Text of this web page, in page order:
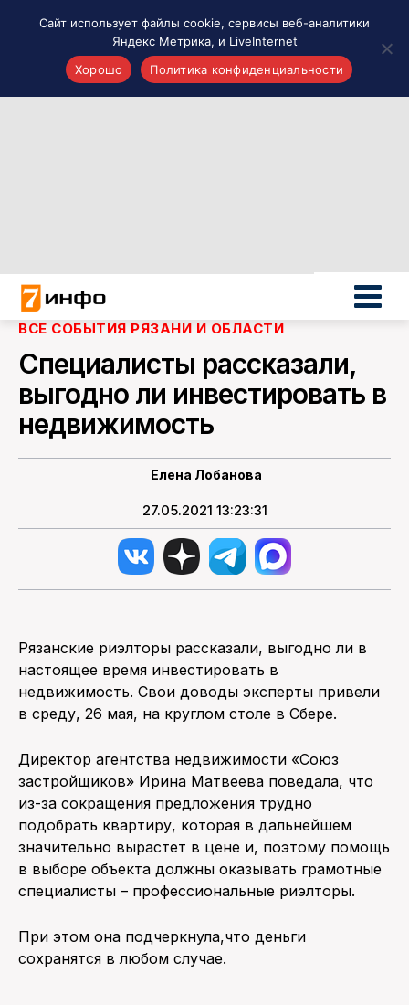
Новости России
Политика
Новости мира
О НАС
ВСЕ СОБЫТИЯ РЯЗАНИ И ОБЛАСТИ
Специалисты рассказали,
выгодно ли инвестировать в
недвижимость
Елена Лобанова
27.05.2021 13:23:31
Рязанские риэлторы рассказали, выгодно ли в
настоящее время инвестировать в
недвижимость. Свои доводы эксперты привели
в среду, 26 мая, на круглом столе в Сбере.
Директор агентства недвижимости «Союз
застройщиков» Ирина Матвеева поведала, что
из-за сокращения предложения трудно
подобрать квартиру, которая в дальнейшем
значительно вырастет в цене и, поэтому помощь
в выборе объекта должны оказывать грамотные
специалисты – профессиональные риэлторы.
При этом она подчеркнула,что деньги
сохранятся в любом случае.
Сайт использует файлы cookie, сервисы веб-аналитики
Яндекс Метрика, и LiveInternet
Хорошо
Политика конфиденциальности